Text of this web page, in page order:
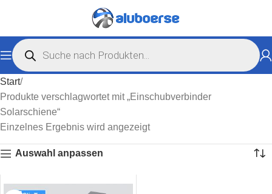
Start
Produkte verschlagwortet mit „Einschubverbinder
Solarschiene“
Einzelnes Ergebnis wird angezeigt
Auswahl anpassen